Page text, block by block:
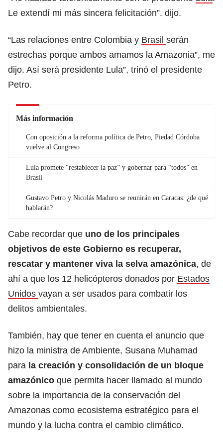
Le extendí mi más sincera felicitación”. dijo.
“Las relaciones entre Colombia y Brasil serán
estrechas porque ambos amamos la Amazonia”, me
dijo. Así será presidente Lula”, trinó el presidente
Petro.
Más información
Con oposición a la reforma política de Petro, Piedad Córdoba
vuelve al Congreso
Lula promete “restablecer la paz” y gobernar para “todos” en
Brasil
Gustavo Petro y Nicolás Maduro se reunirán en Caracas: ¿de qué
hablarán?
Cabe recordar que uno de los principales
objetivos de este Gobierno es recuperar,
rescatar y mantener viva la selva amazónica, de
ahí a que los 12 helicópteros donados por Estados
Unidos vayan a ser usados para combatir los
delitos ambientales.
También, hay que tener en cuenta el anuncio que
hizo la ministra de Ambiente, Susana Muhamad
para la creación y consolidación de un bloque
amazónico que permita hacer llamado al mundo
sobre la importancia de la conservación del
Amazonas como ecosistema estratégico para el
mundo y la lucha contra el cambio climático.